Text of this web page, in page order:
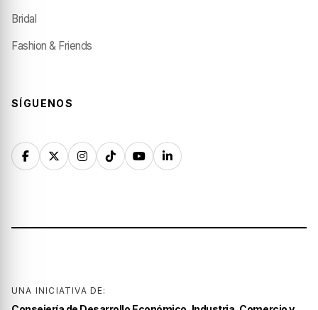
Bridal
Fashion & Friends
SÍGUENOS
UNA INICIATIVA DE: